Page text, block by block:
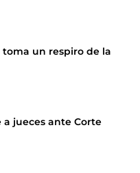
un respiro de la
a jueces ante Corte